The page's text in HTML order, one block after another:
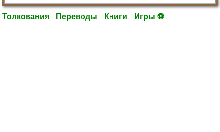
Толкования Переводы Книги Игры ⚽